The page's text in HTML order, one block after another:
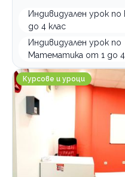
Индивидуален урок по
до 4 клас
Индивидуален урок по
Математика от 1 до 4
NexXo Academy
Курсове и уроци